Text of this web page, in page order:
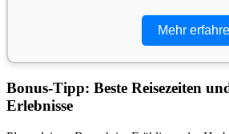
Mehr
Bonus-Tipp: Beste Reisezeiten
Erlebnisse